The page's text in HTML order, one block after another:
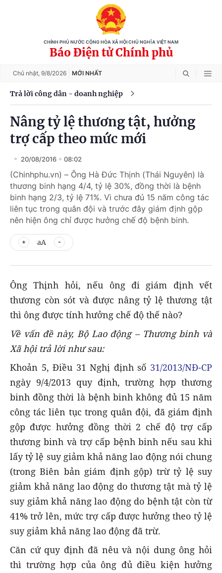
CHÍNH PHỦ NƯỚC CỘNG HÒA XÃ HỘI CHỦ NGHĨA VIỆT NAM
Báo Điện tử Chính phủ
Chủ nhật, 9/8/2026 MỚI NHẤT
Trả lời công dân - doanh nghiệp
Nâng tỷ lệ thương tật, hưởng
trợ cấp theo mức mới
20/08/2016 08:02
(Chinhphu.vn) – Ông Hà Đức Thịnh (Thái Nguyên) là
thương binh hạng 4/4, tỷ lệ 30%, đồng thời là bệnh
binh hạng 2/3, tỷ lệ 71%. Vì chưa đủ 15 năm công tác
liên tục trong quân đội và trước đây giám định gộp
nên hiện ông chỉ được hưởng chế độ bệnh binh.
aA
Ông Thịnh hỏi, nếu ông đi giám định vết
thương còn sót và được nâng tỷ lệ thương tật
thì ông được tính hưởng chế độ thế nào?
Về vấn đề này, Bộ Lao động – Thương binh và
Xã hội trả lời như sau:
Khoản 5, Điều 31 Nghị định số 31/2013/NĐ-CP
ngày 9/4/2013 quy định, trường hợp thương
binh đồng thời là bệnh binh không đủ 15 năm
công tác liên tục trong quân đội, đã giám định
gộp được hưởng đồng thời 2 chế độ trợ cấp
thương binh và trợ cấp bệnh binh nếu sau khi
lấy tỷ lệ suy giảm khả năng lao động nói chung
(trong Biên bản giám định gộp) trừ tỷ lệ suy
giảm khả năng lao động do thương tật mà tỷ lệ
suy giảm khả năng lao động do bệnh tật còn từ
41% trở lên, mức trợ cấp được hưởng theo tỷ lệ
suy giảm khả năng lao động đã trừ.
Căn cứ quy định đã nêu và nội dung ông hỏi
thì trường hợp của ông đủ điều kiện hưởng